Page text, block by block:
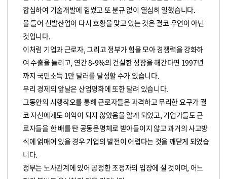
합심하여 기술개발에 힘썼고 또 분규 없이 열심히 일했습니다.
올 들어 신발산업이 다시 호황을 맞고 있는 것은 결코 우연이 아닌
것입니다.
이처럼 기업과 근로자, 그리고 정부가 힘을 모아 경쟁력을 강화하
여 수출을 늘리고, 연간 8-9%의 건실한 성장을 해간다면 1997년
까지 국민소득 1만 달러를 달성할 수가 있습니다.
우리 경제의 앞날은 산업평화에 또한 달려 있습니다.
그동안의 시행착오를 통해 근로자들은 과격하고 무리한 요구가 결
코 자신에게도 이익이 되지 않았음을 알게 되었고, 기업가들도 근
로자들을 한 배를 탄 공동운명체로 받아들이지 않고 과거의 사고방
식에 얽매어 있을 경우 기업의 발전이 어렵다는 것을 깨닫게 되었습
니다.
정부는 노사관계에 있어 공정한 조정자의 입장에 설 것이며, 어느